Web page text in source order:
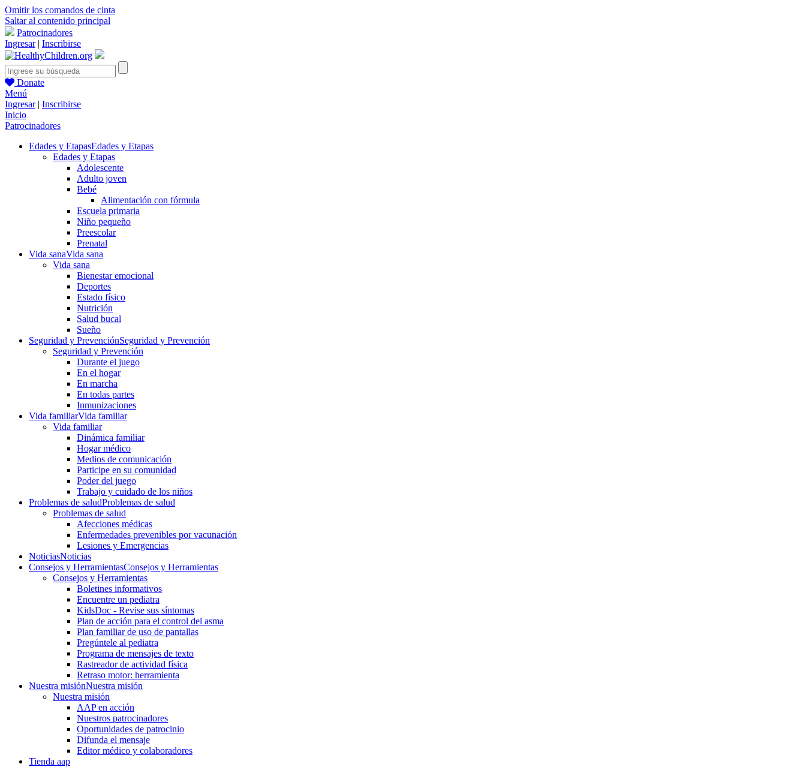
Omitir los comandos de cinta
Saltar al contenido principal
Patrocinadores
Ingresar| Inscribirse
Donate
Menú
Ingresar| Inscribirse
Inicio
Patrocinadores
Edades y EtapasEdades y Etapas
Edades y Etapas
Adolescente
Adulto joven
Bebé
Alimentación con fórmula
Escuela primaria
Niño pequeño
Preescolar
Prenatal
Vida sanaVida sana
Vida sana
Bienestar emocional
Deportes
Estado físico
Nutrición
Salud bucal
Sueño
Seguridad y PrevenciónSeguridad y Prevención
Seguridad y Prevención
Durante el juego
En el hogar
En marcha
En todas partes
Inmunizaciones
Vida familiarVida familiar
Vida familiar
Dinámica familiar
Hogar médico
Medios de comunicación
Participe en su comunidad
Poder del juego
Trabajo y cuidado de los niños
Problemas de saludProblemas de salud
Problemas de salud
Afecciones médicas
Enfermedades prevenibles por vacunación
Lesiones y Emergencias
NoticiasNoticias
Consejos y HerramientasConsejos y Herramientas
Consejos y Herramientas
Boletines informativos
Encuentre un pediatra
KidsDoc - Revise sus síntomas
Plan de acción para el control del asma
Plan familiar de uso de pantallas
Pregúntele al pediatra
Programa de mensajes de texto
Rastre​​ador de activida​d física
Retraso motor: herramienta
Nuestra misiónNuestra misión
Nuestra misión
AAP en acción
Nuestros patrocinadores
Oportunidades de patrocinio
Difunda el mensaje
Editor médico y colaboradores
Tienda aap